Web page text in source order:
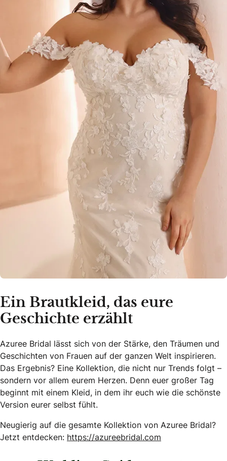
Ein Brautkleid, das eure
Geschichte erzählt
Azuree Bridal lässt sich von der Stärke, den Träumen und
Geschichten von Frauen auf der ganzen Welt inspirieren.
Das Ergebnis? Eine Kollektion, die nicht nur Trends folgt –
sondern vor allem eurem Herzen. Denn euer großer Tag
beginnt mit einem Kleid, in dem ihr euch wie die schönste
Version eurer selbst fühlt.
Neugierig auf die gesamte Kollektion von Azuree Bridal?
Jetzt entdecken: https://azureebridal.com